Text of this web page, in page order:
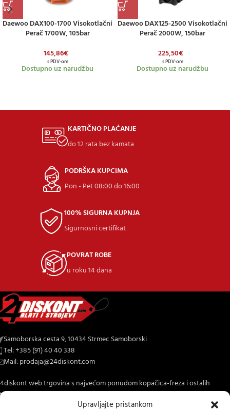
Upravljajte pristankom
Daewoo DAX100-1700 Visokotlačni
Perač 1700W, 105bar
145,86€
s PDV-om
Dostupno uz narudžbu
Daewoo DAX125-2500 Visokotlačni
Perač 2000W, 150bar
225,50€
s PDV-om
Dostupno uz narudžbu
KARTIČNO PLAĆANJE
do 12 rata bez kamata
PODRŠKA KUPCIMA
Pon - Pet 08:00 do 16:00
100% SIGURNA KUPNJA
Sigurnosni certifikat
POVRAT ROBE
u roku 14 dana
Samoborska cesta 9, 10434 Strmec Samoborski
Tel: +385 (91) 40 40 338
Mail: prodaja@24diskont.com
web trgovina s najvećom ponudom kopačica-freza i ostalih
za dom i vrt.